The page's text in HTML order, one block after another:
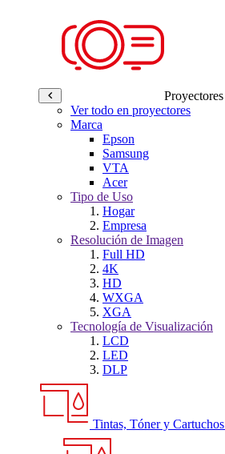
Proyectores
Ver todo en proyectores
Marca
Epson
Samsung
VTA
Acer
Tipo de Uso
Hogar
Empresa
Resolución de Imagen
Full HD
4K
HD
WXGA
XGA
Tecnología de Visualización
LCD
LED
DLP
Tintas, Tóner y Cartuchos